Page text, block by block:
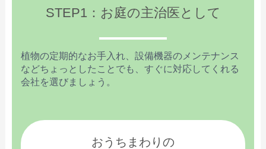
STEP1：お庭の主治医として
植物の定期的なお手入れ、設備機器のメンテナンス
などちょっとしたことでも、すぐに対応してくれる
会社を選びましょう。
おうちまわりの